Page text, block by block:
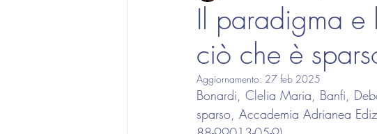
Il paradigma e
ciò che è
Aggiornamento: 27 feb 2025
Bonardi, Clelia Maria, Banfi,
sparso, Accademia Adrianea